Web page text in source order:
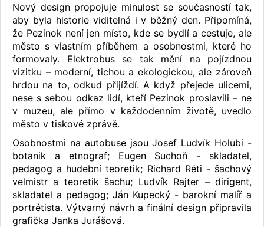
Nový design propojuje minulost se současností tak,
aby byla historie viditelná i v běžný den. Připomíná,
že Pezinok není jen místo, kde se bydlí a cestuje, ale
město s vlastním příběhem a osobnostmi, které ho
formovaly. Elektrobus se tak mění na pojízdnou
vizitku – moderní, tichou a ekologickou, ale zároveň
hrdou na to, odkud přijíždí. A když přejede ulicemi,
nese s sebou odkaz lidí, kteří Pezinok proslavili – ne
v muzeu, ale přímo v každodenním životě, uvedlo
město v tiskové zprávě.
Osobnostmi na autobuse jsou Josef Ludvík Holubi -
botanik a etnograf; Eugen Suchoň - skladatel,
pedagog a hudební teoretik; Richard Réti - šachový
velmistr a teoretik šachu; Ludvík Rajter – dirigent,
skladatel a pedagog; Ján Kupecký - barokní malíř a
portrétista. Výtvarný návrh a finální design připravila
grafička Janka Jurášová.